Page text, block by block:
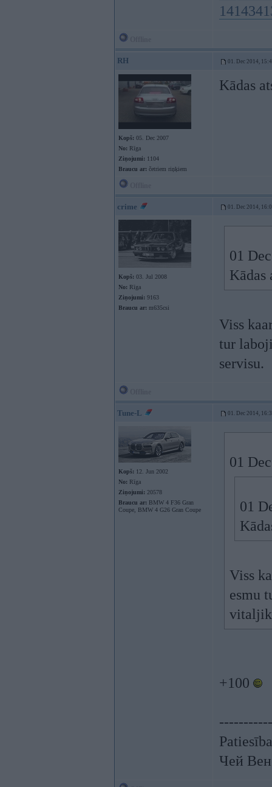
RH 01. Dec 2014,
Kopš: 05. Dec 2007
No: Rīga
Ziņojumi: 1104
Braucu ar: četriem riņķiem
Kādas
crime 01. Dec 2014,
Kopš: 03. Jul 2008
No: Rīga
Ziņojumi: 9163
Braucu ar: m635csi
01
Kādas
Viss
tur
servisu.
Tune-L 01. Dec 2014,
Kopš: 12. Jun 2002
No: Rīga
Ziņojumi: 20578
Braucu ar: BMW 4 F36 Gran
Coupe, BMW 4 G26 Gran Coupe
01
01
Viss
esmu
+100
Чей